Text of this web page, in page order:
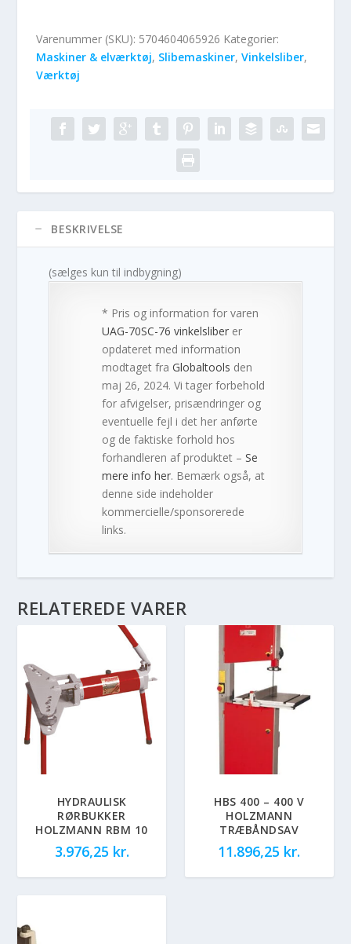
Varenummer (SKU): 5704604065926 Kategorier:
Maskiner & elværktøj, Slibemaskiner,Vinkelsliber,
Værktøj
BESKRIVELSE
(sælges kun til indbygning)
* Pris og information for varen
UAG-70SC-76 vinkelsliber er
opdateret med information
modtaget fraGlobaltools den
maj 26, 2024. Vi tager forbehold
for afvigelser, prisændringer og
eventuelle fejl i det her anførte
og de faktiske forhold hos
forhandleren af produktet –Se
mere info her. Bemærk også, at
denne side indeholder
kommercielle/sponsorerede
links.
RELATEREDE VARER
HYDRAULISK
RØRBUKKER
HOLZMANN RBM 10
3.976,25 kr.
HBS 400 – 400 V
HOLZMANN
TRÆBÅNDSAV
11.896,25 kr.